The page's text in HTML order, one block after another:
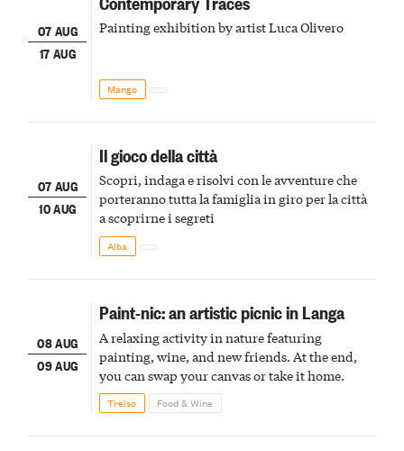
07 AUG
17 AUG
Painting exhibition by artist Luca Olivero
Mango
07 AUG
10 AUG
Il gioco della città
Scopri, indaga e risolvi con le avventure che
porteranno tutta la famiglia in giro per la città
a scoprirne i segreti
Alba
08 AUG
09 AUG
Paint-nic: an artistic picnic in Langa
A relaxing activity in nature featuring
painting, wine, and new friends. At the end,
you can swap your canvas or take it home.
Treiso Food & Wine